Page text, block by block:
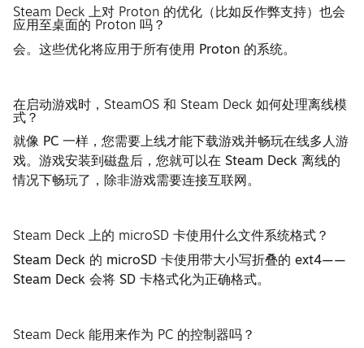
Steam Deck 上对 Proton 的优化（比如反作弊支持）也会
应用至桌面的 Proton 吗？
会。这些优化将应用于所有使用 Proton 的系统。
在启动游戏时，SteamOS 和 Steam Deck 如何处理离线模
式？
就像 PC 一样，您需要上线才能下载游戏并畅玩在线多人游
戏。游戏安装到磁盘后，您就可以在 Steam Deck 离线的
情况下畅玩了，除非游戏需要连接互联网。
Steam Deck 上的 microSD 卡使用什么文件系统格式？
Steam Deck 的 microSD 卡使用带大小写折叠的 ext4——
Steam Deck 会将 SD 卡格式化为正确格式。
Steam Deck 能用来作为 PC 的控制器吗？